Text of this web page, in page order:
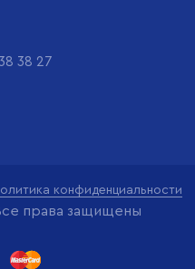
38 27
конфиденциальности
права защищены